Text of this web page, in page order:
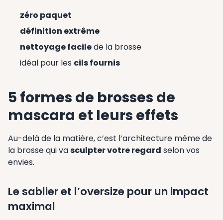
zéro paquet
définition extrême
nettoyage facilede la brosse
idéal pour les cils fournis
5 formes de brosses de
mascara et leurs effets
Au-delà de la matière, c’est l’architecture même de
la brosse qui vasculpter votre regard selon vos
envies.
Le sablier et l’oversize pour un impact
maximal